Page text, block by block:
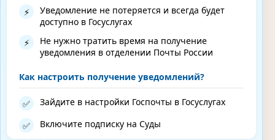
⚡
Уведомление не потеряется и всегда будет
доступно в Госуслугах
⚡
Не нужно тратить время на получение
уведомления в отделении Почты России
Как настроить получение уведомлений?
✅ Зайдите в настройки Госпочты в Госуслугах
✅ Включите подписку на Суды